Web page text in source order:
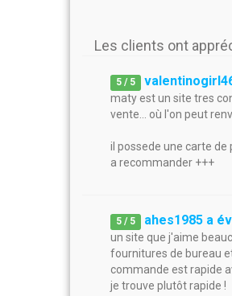
Les clients ont
5 / 5
maty est un site tres
vente... où l'on peut
il possede une carte
a recommander +++
5 / 5 ahes1985 a
un site que j'aime
fournitures de bureau
commande est rapide
je trouve plutôt rapide !